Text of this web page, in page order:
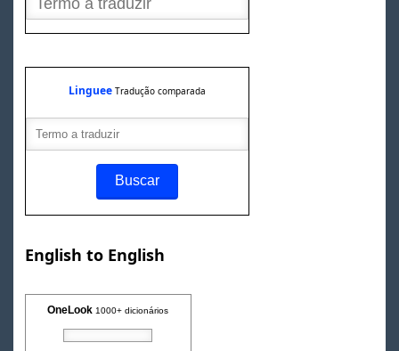
Linguee Tradução comparada
English to English
OneLook 1000+ dicionários